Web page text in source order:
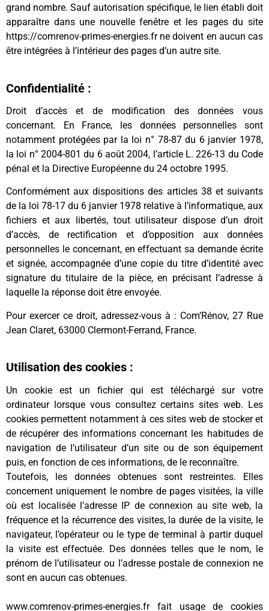
grand nombre. Sauf autorisation spécifique, le lien établi doit
apparaître dans une nouvelle fenêtre et les pages du site
https://comrenov-primes-energies.fr ne doivent en aucun cas
être intégrées à l’intérieur des pages d’un autre site.
Confidentialité :
Droit d’accès et de modification des données vous
concernant. En France, les données personnelles sont
notamment protégées par la loi n° 78-87 du 6 janvier 1978,
la loi n° 2004-801 du 6 août 2004, l’article L. 226-13 du Code
pénal et la Directive Européenne du 24 octobre 1995.
Conformément aux dispositions des articles 38 et suivants
de la loi 78-17 du 6 janvier 1978 relative à l’informatique, aux
fichiers et aux libertés, tout utilisateur dispose d’un droit
d’accès, de rectification et d’opposition aux données
personnelles le concernant, en effectuant sa demande écrite
et signée, accompagnée d’une copie du titre d’identité avec
signature du titulaire de la pièce, en précisant l’adresse à
laquelle la réponse doit être envoyée.
Pour exercer ce droit, adressez-vous à : Com’Rénov, 27 Rue
Jean Claret, 63000 Clermont-Ferrand, France.
Utilisation des cookies :
Un cookie est un fichier qui est téléchargé sur votre
ordinateur lorsque vous consultez certains sites web. Les
cookies permettent notamment à ces sites web de stocker et
de récupérer des informations concernant les habitudes de
navigation de l’utilisateur d’un site ou de son équipement
puis, en fonction de ces informations, de le reconnaître.
Toutefois, les données obtenues sont restreintes. Elles
concernent uniquement le nombre de pages visitées, la ville
où est localisée l’adresse IP de connexion au site web, la
fréquence et la récurrence des visites, la durée de la visite, le
navigateur, l’opérateur ou le type de terminal à partir duquel
la visite est effectuée. Des données telles que le nom, le
prénom de l’utilisateur ou l’adresse postale de connexion ne
sont en aucun cas obtenues.
www.comrenov-primes-energies.fr fait usage de cookies